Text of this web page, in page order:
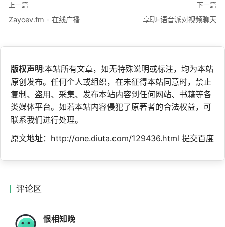
上一篇
Zaycev.fm - 在线广播
下一篇
享聊-语音派对视频聊天
版权声明:本站所有文章，如无特殊说明或标注，均为本站
原创发布。任何个人或组织，在未征得本站同意时，禁止
复制、盗用、采集、发布本站内容到任何网站、书籍等各
类媒体平台。如若本站内容侵犯了原著者的合法权益，可
联系我们进行处理。
原文地址：http://one.diuta.com/129436.html 提交百度
评论区
恨相知晚